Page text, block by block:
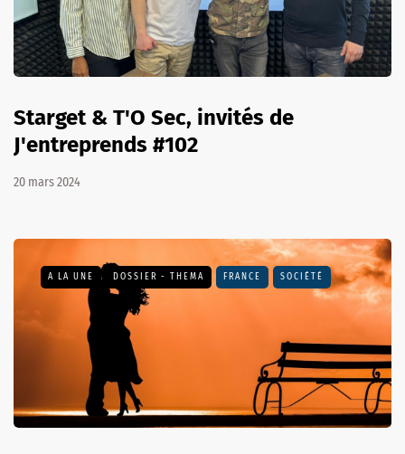
Starget & T'O Sec, invités de
J'entreprends #102
20 mars 2024
A LA UNE DOSSIER - THEMA FRANCE SOCIÉTÉ